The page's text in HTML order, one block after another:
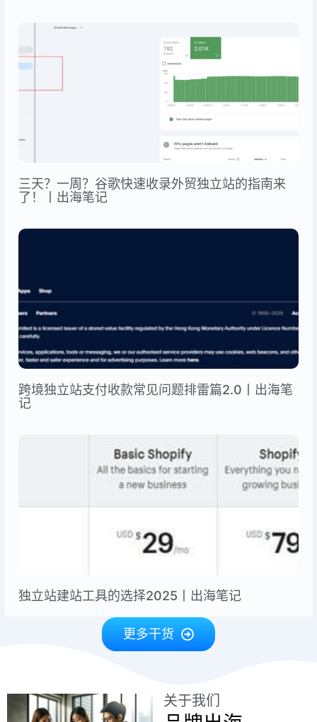
三天？一周？谷歌快速收录外贸独立站的指南来
了！丨出海笔记
跨境独立站支付收款常见问题排雷篇2.0丨出海笔
记
独立站建站工具的选择2025丨出海笔记
更多干货
关于我们